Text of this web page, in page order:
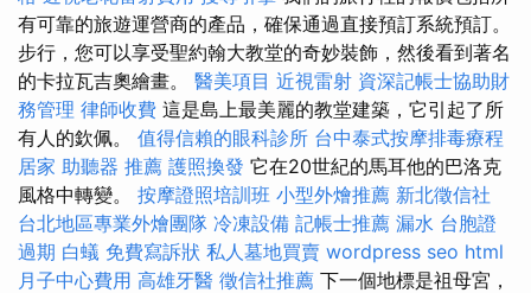
有可靠的旅遊運營商的產品，確保通過直接預訂系統預訂。
步行，您可以享受聖約翰大教堂的奇妙裝飾，然後看到著名
的卡拉瓦吉奧繪畫。 醫美項目 近視雷射 資深記帳士協助財
務管理 律師收費 這是島上最美麗的教堂建築，它引起了所
有人的欽佩。 值得信賴的眼科診所 台中泰式按摩排毒療程
居家 助聽器 推薦 護照換發 它在20世紀的馬耳他的巴洛克
風格中轉變。 按摩證照培訓班 小型外燴推薦 新北徵信社
台北地區專業外燴團隊 冷凍設備 記帳士推薦 漏水 台胞證
過期 白蟻 免費寫訴狀 私人墓地買賣 wordpress seo html
月子中心費用 高雄牙醫 徵信社推薦 下一個地標是祖母宮，